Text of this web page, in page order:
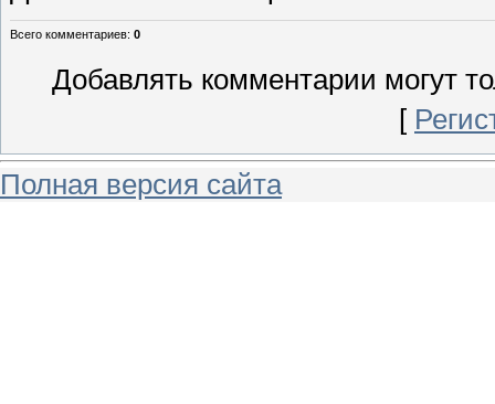
Всего комментариев: 0
Добавлять комментарии могут
[
Полная версия сайта